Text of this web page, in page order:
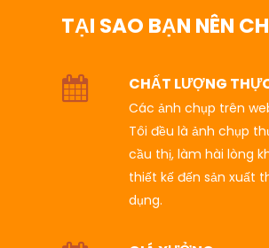
TẠI SAO BẠN NÊN
CHẤT LƯỢNG
Các ảnh chụp trên
Tôi đều là ảnh chụp
cầu thị, làm hài lòng
thiết kế đến sản xuất
dụng.